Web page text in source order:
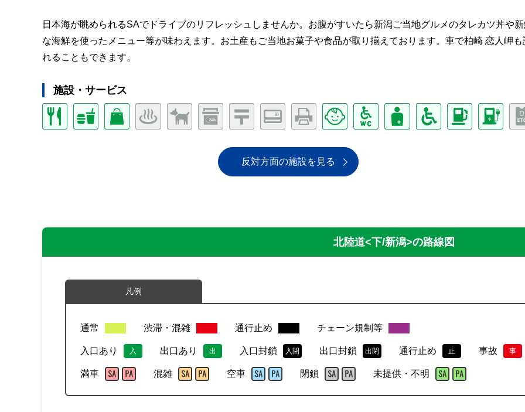
日本海が眺められるSAでドライブのリフレッシュしませんか。お腹がすいたら新潟ご当地グルメのタレカツ丼や
な海鮮を使ったメニュー等が味わえます。お土産もご当地お菓子や食品が取り揃えております。車で柏崎 恋人岬も
れることもできます。
施設・サービス
反対方面の施設を見る
北陸道<下/新潟>の路線図
凡例
通常 渋滞・混雑 通行止め チェーン規制等
入口あり 入 出口あり 出 入口封鎖 入閉 出口封鎖 出閉 通行止め 止 事故 事
満車 混雑 空車 閉鎖 未提供・不明